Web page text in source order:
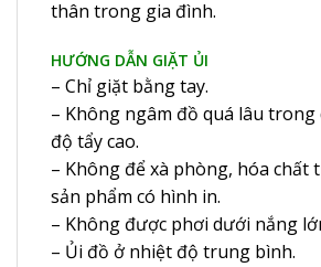
thân trong gia đình.
HƯỚNG DẪN GIẶT ỦI
– Chỉ giặt bằng tay.
– Không ngâm đồ quá lâu trong
độ tẩy cao.
– Không để xà phòng, hóa chất
sản phẩm có hình in.
– Không được phơi dưới nắng
– Ủi đồ ở nhiệt độ trung bình.